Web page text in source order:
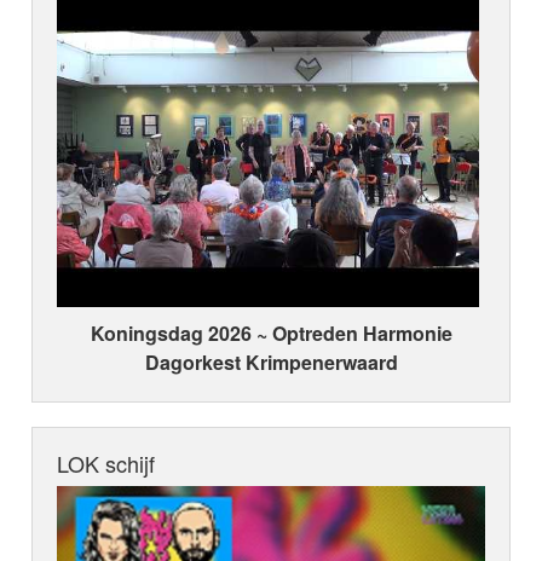
Koningsdag 2026 ~ Optreden Harmonie
Dagorkest Krimpenerwaard
LOK schijf